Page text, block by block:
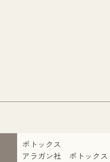
ボトックス
アラガン社 ボトックス